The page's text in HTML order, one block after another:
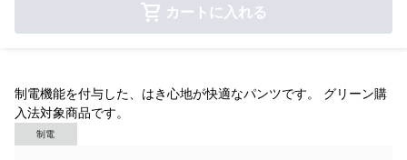
カートに入れる
制電機能を付与した、はき心地が快適なパンツです。 グリーン購
入法対象商品です。
制電